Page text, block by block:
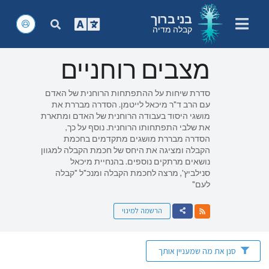
בני ברוך
קבלה מדיה
מצבים רוחניים
סדרת שיחות על ההתפתחות הרוחנית של האדם
עם הרב ד"ר מיכאל לייטמן. הסדרה מבררת את
מושגי היסוד בעבודה הרוחנית של האדם ומתארת
את שלבי התפתחותו הרוחנית. נוסף על כך,
הסדרה מבררת מושגים מתקדמים בחכמת
הקבלה ומציגה את היחס של חכמת הקבלה למגוון
נושאים מרתקים נוספים. בהנחיית מיכאל
סנילביץ', מרצה לחכמת הקבלה ומנכ"ל "קבלה
לעם"
הרשמה למינוי
סנן את מה שמעניין אותך